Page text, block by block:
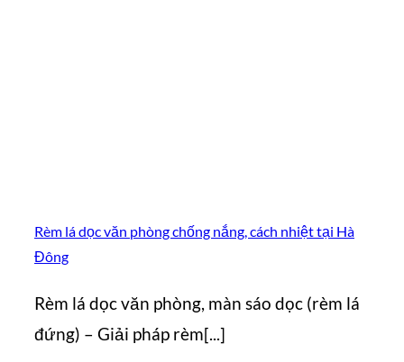
Rèm lá dọc văn phòng chống nắng, cách nhiệt tại Hà
Đông
Rèm lá dọc văn phòng, màn sáo dọc (rèm lá
đứng) – Giải pháp rèm[...]